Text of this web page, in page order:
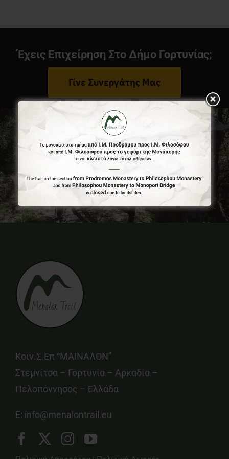
Νέα
Επικοινωνία
Έχεις Επιχείρηση Στο Δήμο Γορτυνίας;
Γίνε Συνεργάτης Μας
Κοιν.Σ.Επ “ΜΑΙΝΑΛΟΝ”
Στεμνίτσα – Γορτυνία – Αρκαδία –
Πελοπόννησος – Ελλάδα
E: info@menalontrail.eu